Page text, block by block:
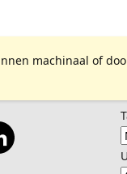
machinaal of